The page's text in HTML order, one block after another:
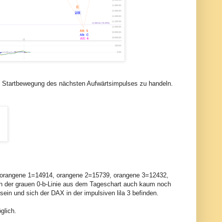
des nächsten Aufwärtsimpulses zu handeln.
1=14914, orangene 2=15739, orangene 3=12432,
grauen 0-b-Linie aus dem Tageschart auch kaum noch
und sich der DAX in der impulsiven lila 3 befinden.